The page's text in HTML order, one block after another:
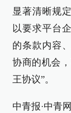
显著清晰规
以要求平台
的条款内容
协商的机会
王协议”。
中青报·中青